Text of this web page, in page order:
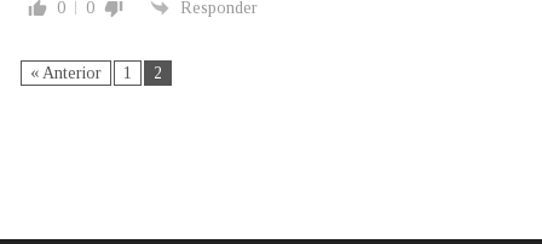
0 0 Responder
« Anterior 1 2